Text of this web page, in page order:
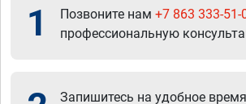
1 Позвоните нам +7 863 333-51-
профессиональную
Запишитесь на удобное